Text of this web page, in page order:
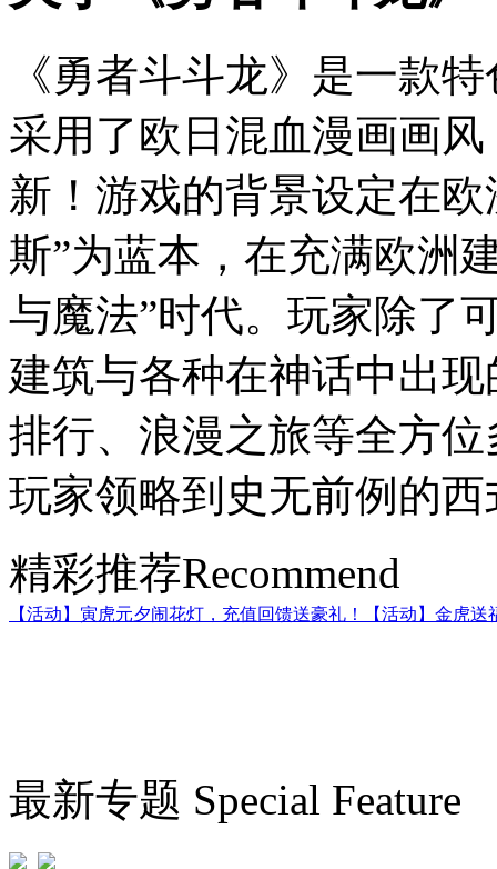
《勇者斗斗龙》是一款
采用了欧日混血漫画画
新！游戏的背景设定在
斯”为蓝本，在充满欧洲
与魔法”时代。玩家除了
建筑与各种在神话中出
排行、浪漫之旅等全方
玩家领略到史无前例的
精彩推荐Recommend
【活动】寅虎元夕闹花灯，充值回馈送豪礼！ 【活动】金虎
最新专题 Special Feature